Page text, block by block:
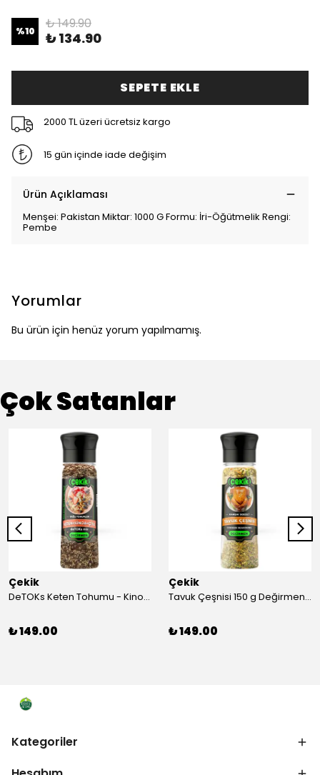
%10 ₺ 149.90
₺ 134.90
SEPETE EKLE
2000 TL üzeri ücretsiz kargo
15 gün içinde iade değişim
Ürün Açıklaması
Menşei: Pakistan Miktar: 1000 G Formu: İri-Öğütmelik Rengi:
Pembe
Yorumlar
Bu ürün için henüz yorum yapılmamış.
Çok Satanlar
Çekik
DeTOKs Keten Tohumu - Kinoa - Çiya Değirmen 220 g Yağ yakmaya ve Sindirim Sistemini Düzenlemeye Yardımcı Kendin Öğüt Taze
₺ 149.00
Çekik
Tavuk Çeşnisi 150 g Değirmen Karışık Sebzeli Kendin Öğüt
₺ 149.00
Kategoriler